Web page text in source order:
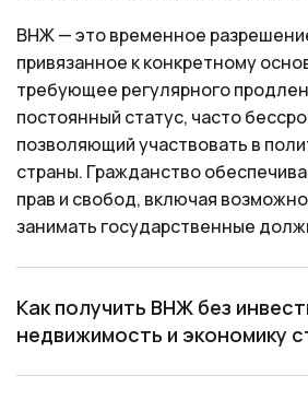
ВНЖ — это временное
привязанное к конкретному
требующее регулярного
постоянный статус, часто
позволяющий участвовать в
страны. Гражданство
прав и свобод, включая
занимать государственные
Как получить ВНЖ без
недвижимость и экономику